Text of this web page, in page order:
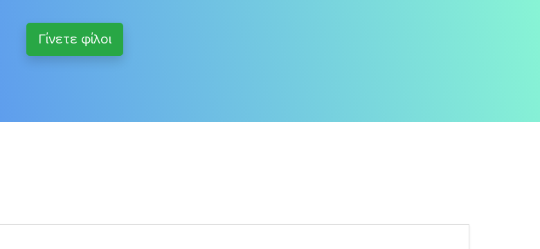
Γίνετε φίλοι